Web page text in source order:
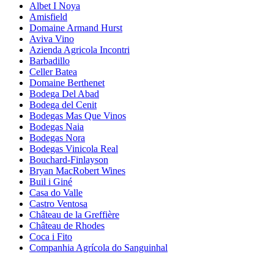
Albet I Noya
Amisfield
Domaine Armand Hurst
Aviva Vino
Azienda Agricola Incontri
Barbadillo
Celler Batea
Domaine Berthenet
Bodega Del Abad
Bodega del Cenit
Bodegas Mas Que Vinos
Bodegas Naia
Bodegas Nora
Bodegas Vinicola Real
Bouchard-Finlayson
Bryan MacRobert Wines
Buil i Giné
Casa do Valle
Castro Ventosa
Château de la Greffière
Château de Rhodes
Coca i Fito
Companhia Agrícola do Sanguinhal